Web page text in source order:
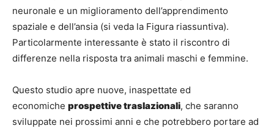
neuronale e un miglioramento dell’apprendimento
spaziale e dell’ansia (si veda la Figura riassuntiva).
Particolarmente interessante è stato il riscontro di
differenze nella risposta tra animali maschi e femmine.
Questo studio apre nuove, inaspettate ed
economiche prospettive traslazionali, che saranno
sviluppate nei prossimi anni e che potrebbero portare ad